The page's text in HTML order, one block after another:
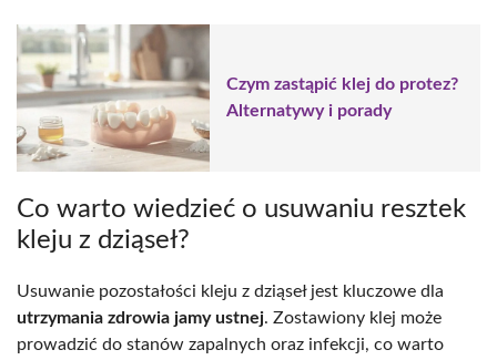
Czym zastąpić klej do protez?
Alternatywy i porady
Co warto wiedzieć o usuwaniu resztek
kleju z dziąseł?
Usuwanie pozostałości kleju z dziąseł jest kluczowe dla
utrzymania zdrowia jamy ustnej. Zostawiony klej może
prowadzić do stanów zapalnych oraz infekcji, co warto